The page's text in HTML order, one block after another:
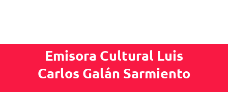
Emisora Cultural Luis
Carlos Galán Sarmiento